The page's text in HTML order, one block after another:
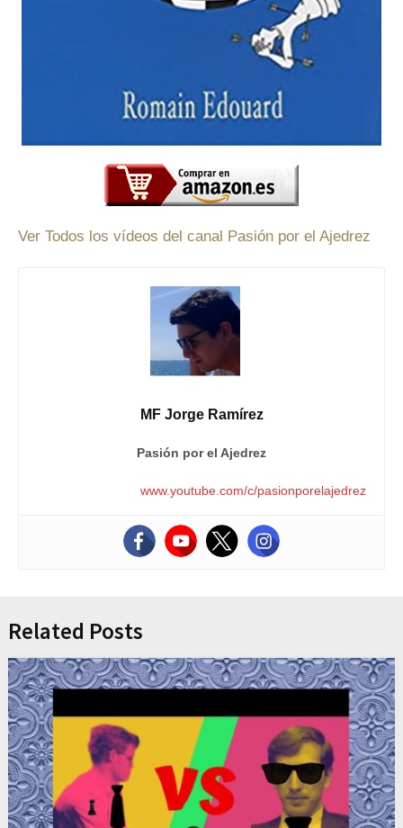
Ver Todos los vídeos del canal Pasión por el Ajedrez
MF Jorge Ramírez
Pasión por el Ajedrez
www.youtube.com/c/pasionporelajedrez
Related Posts